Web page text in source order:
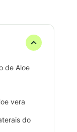
de Aloe
vera
do